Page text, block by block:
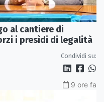
al cantiere di
i presìdi di legalità
Condividi su:
9 ore fa